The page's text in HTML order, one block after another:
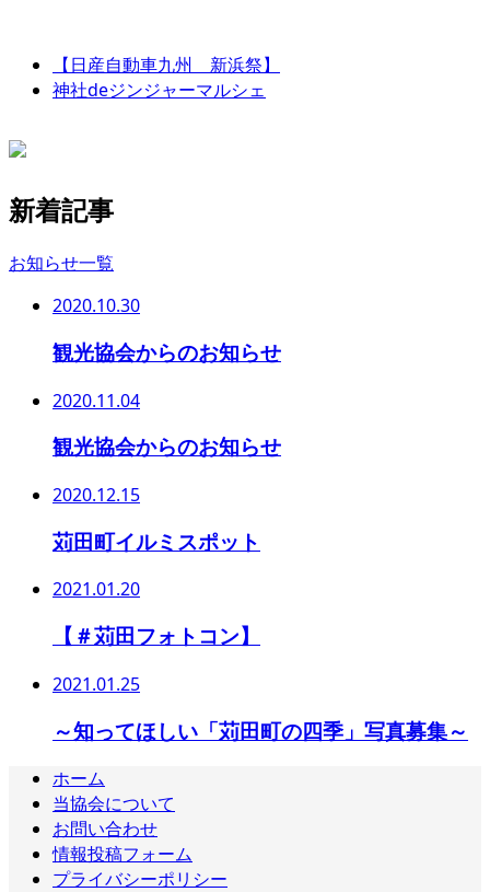
【日産自動車九州 新浜祭】
神社deジンジャーマルシェ
新着記事
お知らせ一覧
2020.10.30
観光協会からのお知らせ
2020.11.04
観光協会からのお知らせ
2020.12.15
苅田町イルミスポット
2021.01.20
【＃苅田フォトコン】
2021.01.25
～知ってほしい「苅田町の四季」写真募集～
ホーム
当協会について
お問い合わせ
情報投稿フォーム
プライバシーポリシー